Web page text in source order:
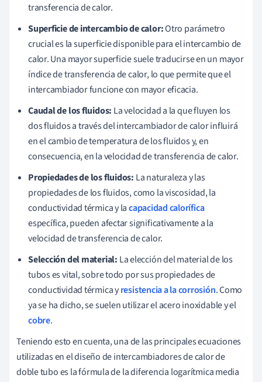
transferencia de calor.
Superficie de intercambio de calor:Otro parámetro
crucial es la superficie disponible para el intercambio de
calor. Una mayor superficie suele traducirse en un mayor
índice de transferencia de calor, lo que permite que el
intercambiador funcione con mayor eficacia.
Caudal de los fluidos: La velocidad a la que fluyen los
dos fluidos a través del intercambiador de calor influirá
en el cambio de temperatura de los fluidos y, en
consecuencia, en la velocidad de transferencia de calor.
Propiedades de los fluidos: La naturaleza y las
propiedades de los fluidos, como la viscosidad, la
conductividad térmica y lacapacidad calorífica
específica, pueden afectar significativamente a la
velocidad de transferencia de calor.
Selección del material: La elección del material de los
tubos es vital, sobre todo por sus propiedades de
conductividad térmica yresistencia a la corrosión. Como
ya se ha dicho, se suelen utilizar el acero inoxidable y el
cobre.
Teniendo esto en cuenta, una de las principales ecuaciones
utilizadas en el diseño de intercambiadores de calor de
doble tubo es la fórmula de la diferencia logarítmica media